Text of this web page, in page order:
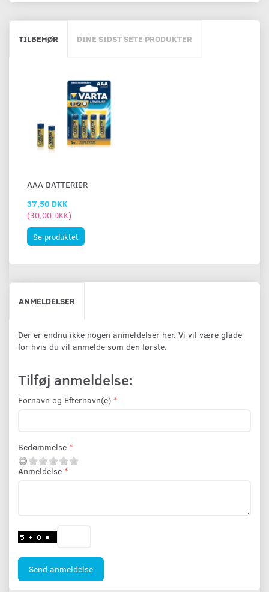
TILBEHØR DINE SIDST SETE PRODUKTER
AAA BATTERIER
37,50 DKK
(30,00 DKK)
Se produktet
ANMELDELSER
Der er endnu ikke nogen anmeldelser her. Vi vil være glade
for hvis du vil anmelde som den første.
Tilføj anmeldelse:
Fornavn og Efternavn(e)
Bedømmelse
Anmeldelse
Send anmeldelse